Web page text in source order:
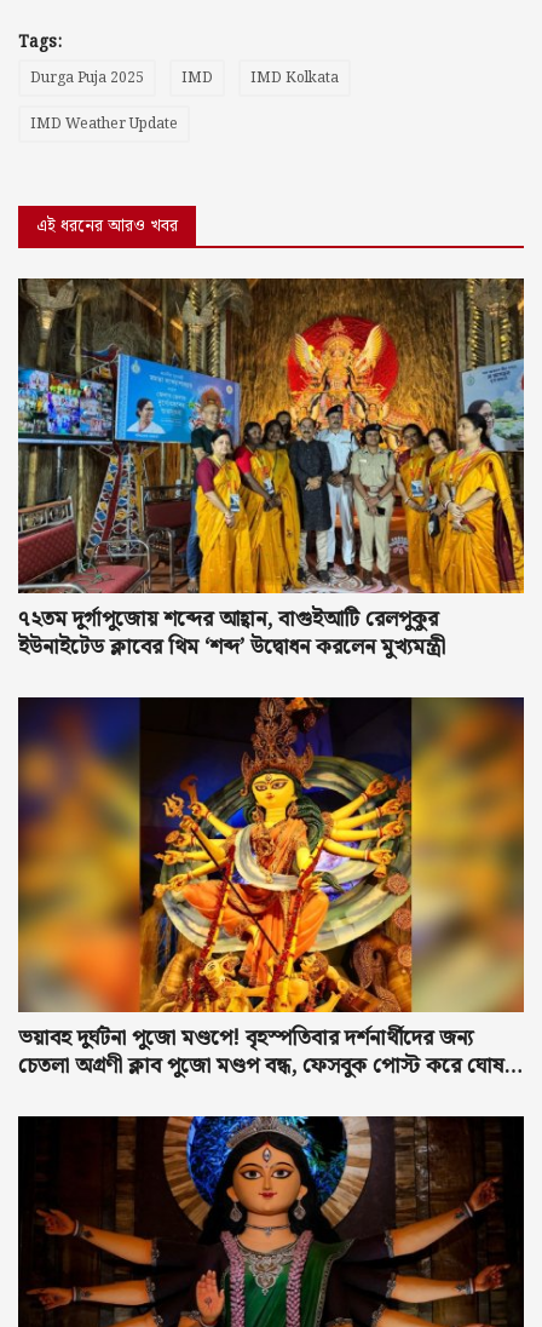
Tags:
Durga Puja 2025 IMD
IMD Kolkata
IMD Weather Update
এই ধরনের আরও খবর
৭২তম দুর্গাপুজোয় শব্দের আহ্বান, বাগুইআটি রেলপুকুর
ইউনাইটেড ক্লাবের থিম ‘শব্দ’ উদ্বোধন করলেন মুখ্যমন্ত্রী
ভয়াবহ দুর্ঘটনা পুজো মণ্ডপে! বৃহস্পতিবার দর্শনার্থীদের জন্য
চেতলা অগ্রণী ক্লাব পুজো মণ্ডপ বন্ধ, ফেসবুক পোস্ট করে ঘোষণা